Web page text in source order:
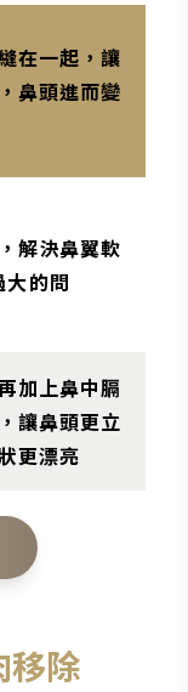
在一起，讓
鼻頭進而變
解決鼻翼軟
大的問
加上鼻中膈
讓鼻頭更立
更漂亮
移除